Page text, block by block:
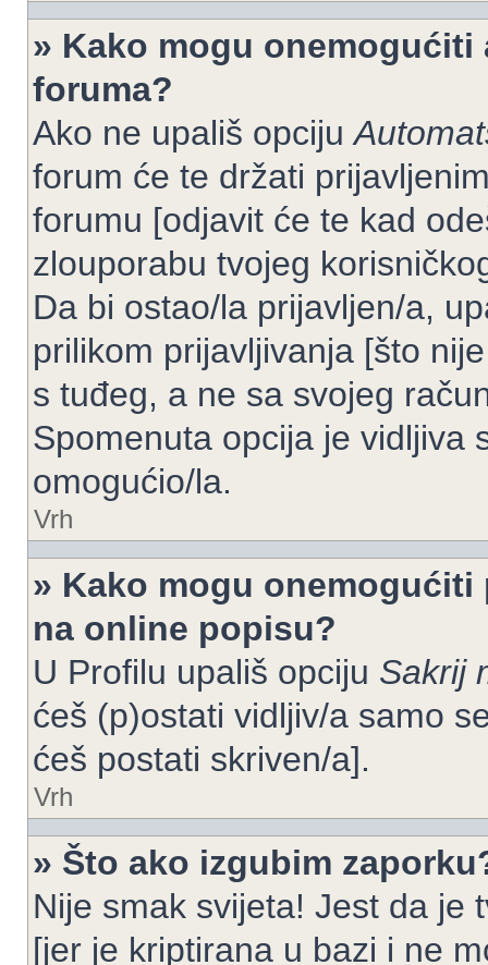
» Kako mogu
foruma?
Ako ne upališ opciju
forum će te držati
forumu [odjavit će te kad
zlouporabu tvojeg
Da bi ostao/la prijavljen/a,
prilikom prijavljivanja [što
s tuđeg, a ne sa svojeg
Spomenuta opcija je vidljiva
omogućio/la.
Vrh
» Kako mogu
na online popisu?
U Profilu upališ opciju Sakrij
ćeš (p)ostati vidljiv/a samo
ćeš postati skriven/a].
Vrh
» Što ako izgubim
Nije smak svijeta! Jest da je
[jer je kriptirana u bazi i ne